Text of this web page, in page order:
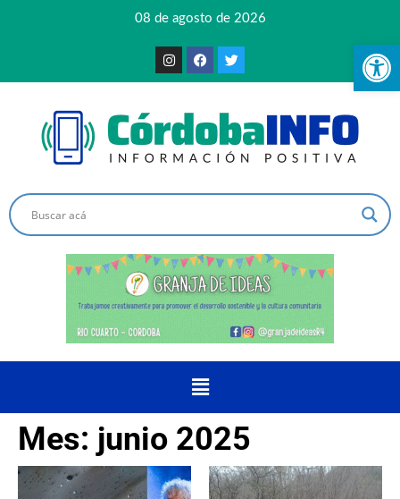
08 de agosto de 2026
Mes: junio 2025